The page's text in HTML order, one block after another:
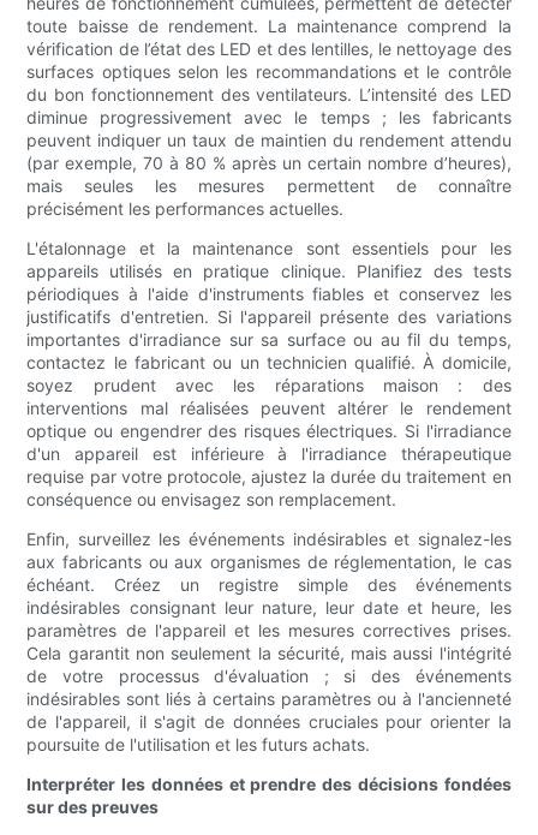
toute baisse de rendement. La maintenance comprend la
vérification de l’état des LED et des lentilles, le nettoyage des
surfaces optiques selon les recommandations et le contrôle
du bon fonctionnement des ventilateurs. L’intensité des LED
diminue progressivement avec le temps ; les fabricants
peuvent indiquer un taux de maintien du rendement attendu
(par exemple, 70 à 80 % après un certain nombre d’heures),
mais seules les mesures permettent de connaître
précisément les performances actuelles.
L'étalonnage et la maintenance sont essentiels pour les
appareils utilisés en pratique clinique. Planifiez des tests
périodiques à l'aide d'instruments fiables et conservez les
justificatifs d'entretien. Si l'appareil présente des variations
importantes d'irradiance sur sa surface ou au fil du temps,
contactez le fabricant ou un technicien qualifié. À domicile,
soyez prudent avec les réparations maison : des
interventions mal réalisées peuvent altérer le rendement
optique ou engendrer des risques électriques. Si l'irradiance
d'un appareil est inférieure à l'irradiance thérapeutique
requise par votre protocole, ajustez la durée du traitement en
conséquence ou envisagez son remplacement.
Enfin, surveillez les événements indésirables et signalez-les
aux fabricants ou aux organismes de réglementation, le cas
échéant. Créez un registre simple des événements
indésirables consignant leur nature, leur date et heure, les
paramètres de l'appareil et les mesures correctives prises.
Cela garantit non seulement la sécurité, mais aussi l'intégrité
de votre processus d'évaluation ; si des événements
indésirables sont liés à certains paramètres ou à l'ancienneté
de l'appareil, il s'agit de données cruciales pour orienter la
poursuite de l'utilisation et les futurs achats.
Interpréter les données et prendre des décisions fondées
sur des preuves